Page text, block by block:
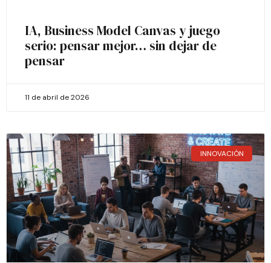
IA, Business Model Canvas y juego
serio: pensar mejor… sin dejar de
pensar
11 de abril de 2026
INNOVACIÓN